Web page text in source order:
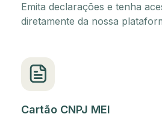
Emita declarações e tenha
diretamente da nossa
Cartão CNPJ MEI